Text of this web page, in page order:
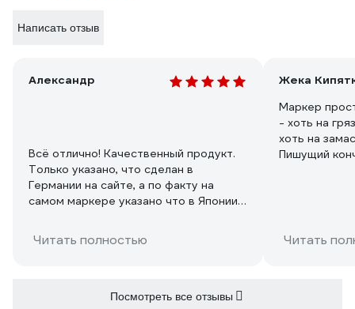
Написать отзыв
Александр
Всё отлично! Качественный продукт.
Только указано, что сделан в
Германии на сайте, а по факту на
самом маркере указано что в Японии.
Читать полностью
Жека
Маркер
- хоть на
хоть на
Пишущий
Читать
Посмотреть все отзывы